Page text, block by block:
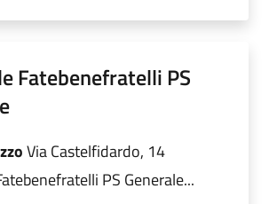
Fatebenefratelli PS
Via Castelfidardo, 14
PS Generale...